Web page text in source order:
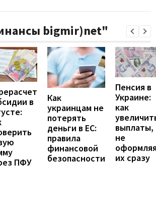
bigmir)net"
в
ПФУ
Как
украинцам не
потерять
деньги в ЕС:
правила
финансовой
безопасности
Пенсия в
Украине:
как
выплаты,
не
их сразу